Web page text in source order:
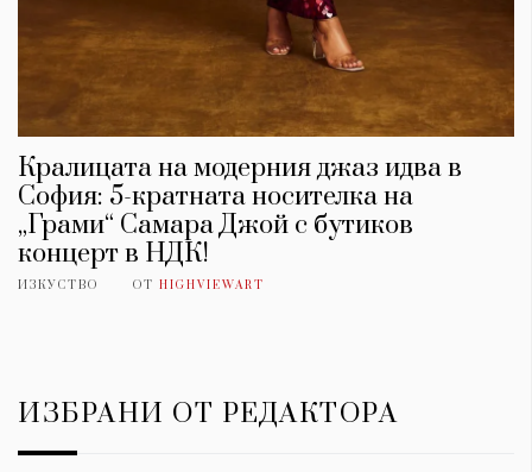
Кралицата на модерния джаз идва в
София: 5-кратната носителка на
„Грами“ Самара Джой с бутиков
концерт в НДК!
ИЗКУСТВО ОТ HIGHVIEWART
ИЗБРАНИ ОТ РЕДАКТОРА